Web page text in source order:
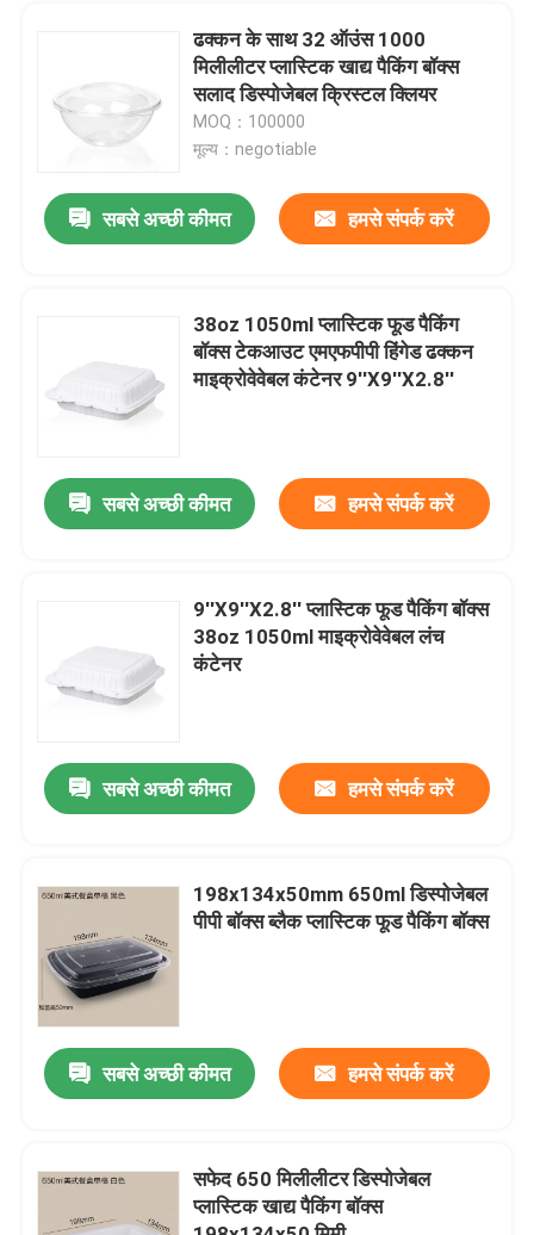
वीआर शो
हमारे बारे में
संपर्क करें
समाचार
प्लास्टिक डिस्पोजेबल कप
ढक्कन के साथ 32 ऑउंस 1000
मिलीलीटर प्लास्टिक खाद्य पैकिंग बॉक्स
सलाद डिस्पोजेबल क्रिस्टल क्लियर
MOQ：100000
मूल्य：negotiable
सबसे अच्छी कीमत हमसे संपर्क करें
38oz 1050ml प्लास्टिक फूड पैकिंग
बॉक्स टेकआउट एमएफपीपी हिंगेड ढक्कन
माइक्रोवेवेबल कंटेनर 9''X9''X2.8''
सबसे अच्छी कीमत हमसे संपर्क करें
9''X9''X2.8'' प्लास्टिक फूड पैकिंग बॉक्स
38oz 1050ml माइक्रोवेवेबल लंच
कंटेनर
सबसे अच्छी कीमत हमसे संपर्क करें
198x134x50mm 650ml डिस्पोजेबल
पीपी बॉक्स ब्लैक प्लास्टिक फूड पैकिंग बॉक्स
सबसे अच्छी कीमत हमसे संपर्क करें
सफेद 650 मिलीलीटर डिस्पोजेबल
प्लास्टिक खाद्य पैकिंग बॉक्स